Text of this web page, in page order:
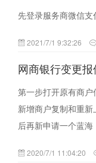
先登录服务商微信
2021/7/1 9:32:26
网商银行变更报
第一步打开原有商户
新增商户复制和重
后再新申请一个蓝
2020/7/1 11:04:20